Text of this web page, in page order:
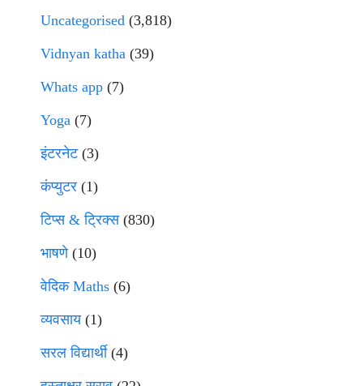
Uncategorised (3,818)
Vidnyan katha (39)
Whats app (7)
Yoga (7)
इंटरनेट(3)
कंप्युटर (1)
टिप्स & ट्रिक्स(830)
भाषणे(10)
वेदिक Maths (6)
व्यवसाय(1)
सरल विद्यार्थी(4)